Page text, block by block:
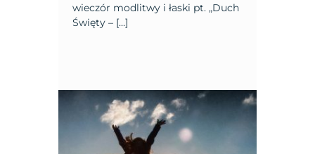
wieczór modlitwy i łaski pt. „Duch
Święty – […]